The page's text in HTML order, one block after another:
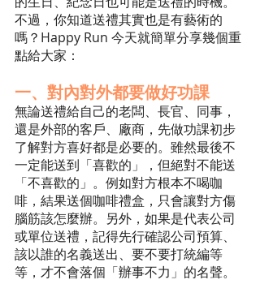
不過，你知道送禮其實也是有藝術的
嗎？Happy Run 今天就簡單分享幾個重
點給大家：
一、對內對外都要做好功課
無論送禮給自己的老闆、長官、同事，
還是外部的客戶、廠商，先做功課初步
了解對方喜好都是必要的。雖然最後不
一定能送到「喜歡的」，但絕對不能送
「不喜歡的」。例如對方根本不喝咖
啡，結果送個咖啡禮盒，只會讓對方傷
腦筋該怎麼辦。另外，如果是代表公司
或單位送禮，記得先行確認公司預算、
該以誰的名義送出、要不要打統編等
等，才不會落個「辦事不力」的名聲。